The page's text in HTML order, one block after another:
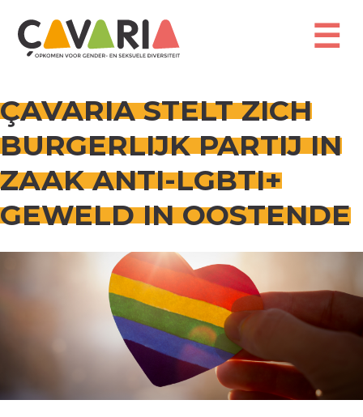
naar
☰
ÇAVARIA STELT ZICH
BURGERLIJK PARTIJ IN
ZAAK ANTI-LGBTI+
GEWELD IN OOSTENDE